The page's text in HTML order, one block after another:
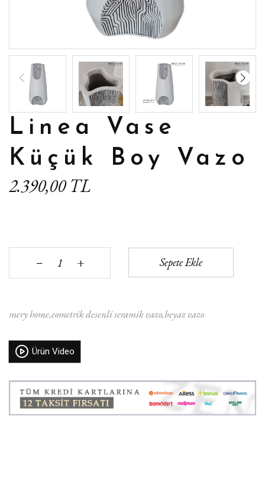
Linea Vase
Küçük Boy Vazo
2.390,00 TL
‒ + Sepete Ekle
mery homeeometrik desenli seramik vazo beyaz vazo
Ürün Video